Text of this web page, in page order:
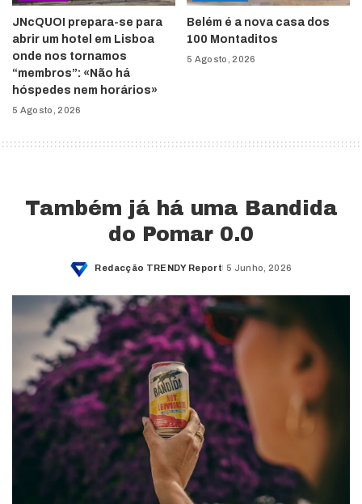
JNcQUOI prepara-se para
abrir um hotel em Lisboa
onde nos tornamos
“membros”: «Não há
hóspedes nem horários»
5 Agosto, 2026
Belém é a nova casa dos
100 Montaditos
5 Agosto, 2026
Também já há uma Bandida
do Pomar 0.0
Posted
Redacção TRENDY Report 5 Junho, 2026